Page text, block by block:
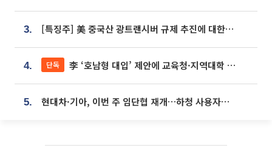
3. [특징주] 美 중국산 광트랜시버 규제 추진에 대한광통신 등 광통신株 강세
4. 단독 李 ‘호남형 대입’ 제안에 교육청·지역대학 서·논술형 입시 연계 '착수'
5. 현대차·기아, 이번 주 임단협 재개…하청 사용자성 재심도 ‘변수’